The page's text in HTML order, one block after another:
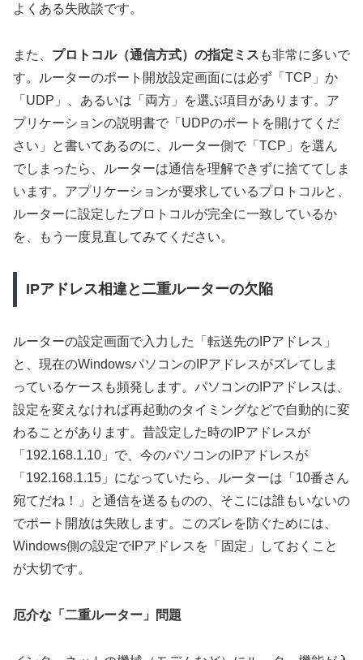
よくある失敗談です。
また、 プロトコル（通信方式）の指定ミス も非常に多いで
す。ルーターのポート開放設定画面には必ず「TCP」か
「UDP」、あるいは「両方」を選ぶ項目があります。ア
プリケーションの説明書で「UDPのポートを開けてくだ
さい」と書いてあるのに、ルーター側で「TCP」を選ん
でしまったら、ルーターは通信を理解できずに捨ててしま
います。アプリケーションが要求しているプロトコルと、
ルーターに設定したプロトコルが完全に一致しているか
を、もう一度見直してみてください。
IPアドレス相違と二重ルーターの欠陥
ルーターの設定画面で入力した「転送先のIPアドレス」
と、現在のWindowsパソコンのIPアドレスがズレてしま
っているケースも頻発します。パソコンのIPアドレスは、
設定を変えなければ再起動のタイミングなどで自動的に変
わることがあります。昔設定した時のIPアドレスが
「192.168.1.10」で、今のパソコンのIPアドレスが
「192.168.1.15」になっていたら、ルーターは「10番さん
宛てだね！」と通信を送るものの、そこには誰もいないの
でポート開放は失敗します。このズレを防ぐためには、
Windows側の設定でIPアドレスを「固定」しておく こと
が大切です。
厄介な「二重ルーター」問題